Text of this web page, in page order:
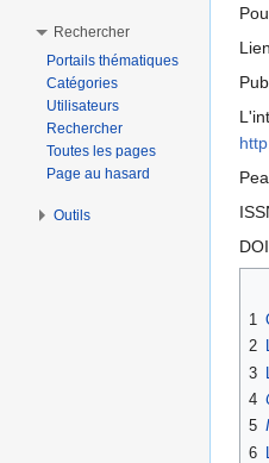
1
2
3
4
5
6
Rechercher
Portails thématiques
Catégories
Utilisateurs
Rechercher
Toutes les pages
Page au hasard
Outils